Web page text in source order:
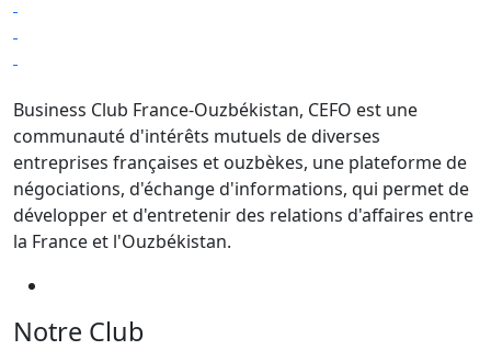
Business Club France-Ouzbékistan, CEFO est une
communauté d'intérêts mutuels de diverses
entreprises françaises et ouzbèkes, une plateforme de
négociations, d'échange d'informations, qui permet de
développer et d'entretenir des relations d'affaires entre
la France et l'Ouzbékistan.
Notre Club